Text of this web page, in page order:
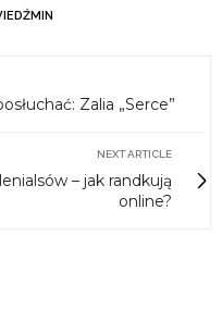
Zalia „Serce”
NEXT ARTICLE
– jak randkują
online?